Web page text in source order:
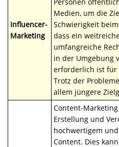
Influencer-
Marketing
Medien, um die
Schwierigkeit
dass ein
umfangreiche
in der Umgebung
erforderlich ist für
Trotz der
allem jüngere
Content-
Erstellung und
hochwertigem
Content. Dies